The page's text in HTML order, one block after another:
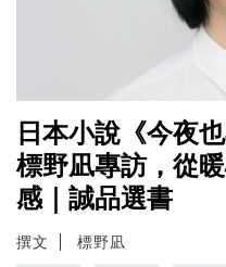
日本小說《今夜
標野凪專訪，從
感｜誠品選書
撰文 標野凪